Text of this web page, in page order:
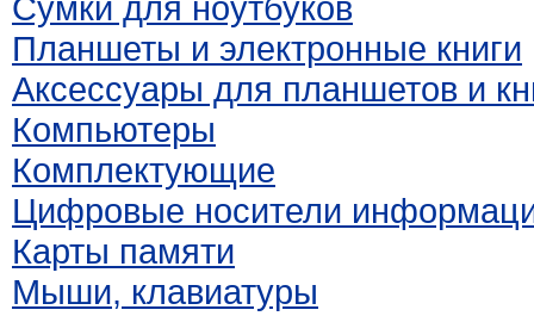
Планшеты и электронные книги
Аксессуары для планшетов и
Компьютеры
Комплектующие
Цифровые носители
Карты памяти
Мыши, клавиатуры